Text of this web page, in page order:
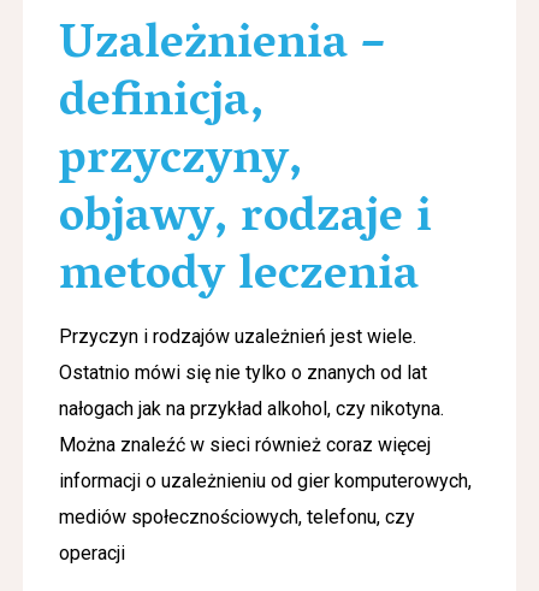
Uzależnienia –
definicja,
przyczyny,
objawy, rodzaje i
metody leczenia
Przyczyn i rodzajów uzależnień jest wiele.
Ostatnio mówi się nie tylko o znanych od lat
nałogach jak na przykład alkohol, czy nikotyna.
Można znaleźć w sieci również coraz więcej
informacji o uzależnieniu od gier komputerowych,
mediów społecznościowych, telefonu, czy
operacji